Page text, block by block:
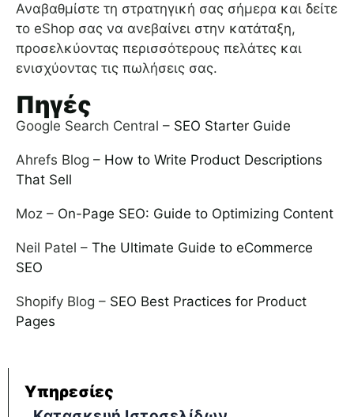
Αναβαθμίστε τη στρατηγική σας σήμερα και δείτε
το eShop σας να ανεβαίνει στην κατάταξη,
προσελκύοντας περισσότερους πελάτες και
ενισχύοντας τις πωλήσεις σας.
Πηγές
Google Search Central – SEO Starter Guide
Ahrefs Blog – How to Write Product Descriptions
That Sell
Moz – On-Page SEO: Guide to Optimizing Content
Neil Patel – The Ultimate Guide to eCommerce
SEO
Shopify Blog – SEO Best Practices for Product
Pages
Υπηρεσίες